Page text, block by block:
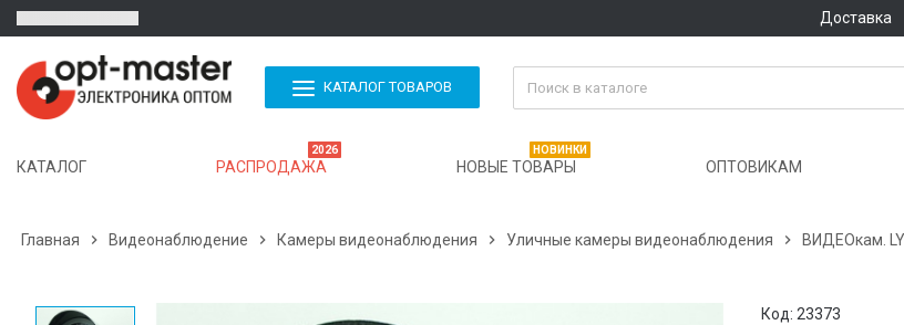
Доставка
КАТАЛОГ ТОВАРОВ
КАТАЛОГ РАСПРОДАЖА
2026
НОВЫЕ ТОВАРЫ
НОВИНКИ
ОПТОВИКАМ
Главная  Видеонаблюдение  Камеры видеонаблюдения  Уличные камеры видеонаблюдения  ВИДЕОкам.
Код: 23373